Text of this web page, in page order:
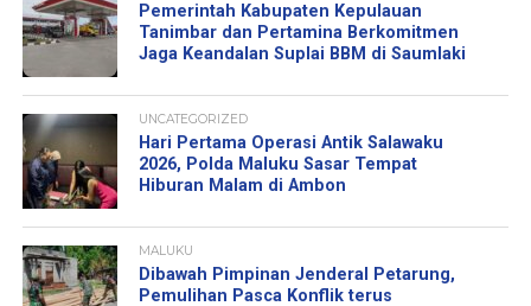
Pemerintah Kabupaten Kepulauan
Tanimbar dan Pertamina Berkomitmen
Jaga Keandalan Suplai BBM di Saumlaki
UNCATEGORIZED
Hari Pertama Operasi Antik Salawaku
2026, Polda Maluku Sasar Tempat
Hiburan Malam di Ambon
MALUKU
Dibawah Pimpinan Jenderal Petarung,
Pemulihan Pasca Konflik terus